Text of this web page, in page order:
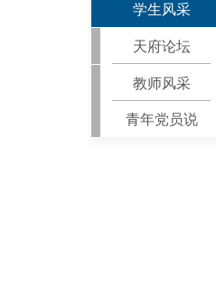
学生风采
天府论坛
教师风采
青年党员说